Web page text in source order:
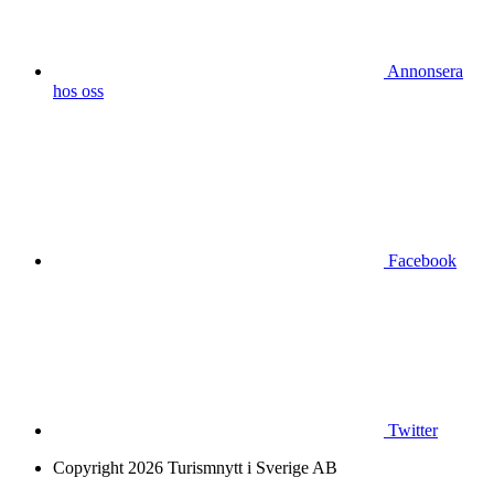
Annonsera
hos oss
Facebook
Twitter
Copyright 2026 Turismnytt i Sverige AB